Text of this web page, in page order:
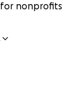
for nonprofits